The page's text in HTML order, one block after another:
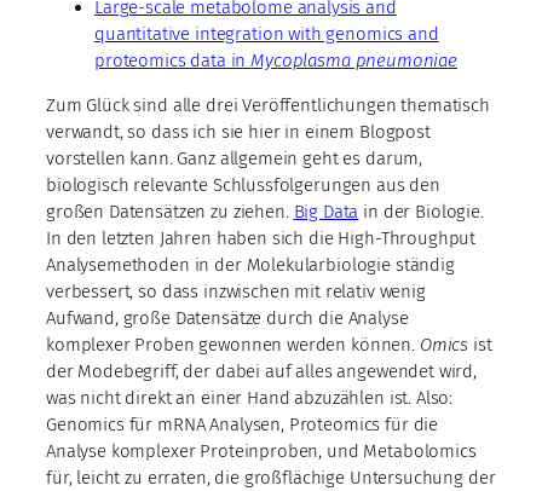
Large-scale metabolome analysis and
quantitative integration with genomics and
proteomics data inMycoplasma pneumoniae
Zum Glück sind alle drei Veröffentlichungen thematisch
verwandt, so dass ich sie hier in einem Blogpost
vorstellen kann. Ganz allgemein geht es darum,
biologisch relevante Schlussfolgerungen aus den
großen Datensätzen zu ziehen. Big Data in der Biologie.
In den letzten Jahren haben sich die High-Throughput
Analysemethoden in der Molekularbiologie ständig
verbessert, so dass inzwischen mit relativ wenig
Aufwand, große Datensätze durch die Analyse
komplexer Proben gewonnen werden können. Omics ist
der Modebegriff, der dabei auf alles angewendet wird,
was nicht direkt an einer Hand abzuzählen ist. Also:
Genomics für mRNA Analysen, Proteomics für die
Analyse komplexer Proteinproben, und Metabolomics
für, leicht zu erraten, die großflächige Untersuchung der